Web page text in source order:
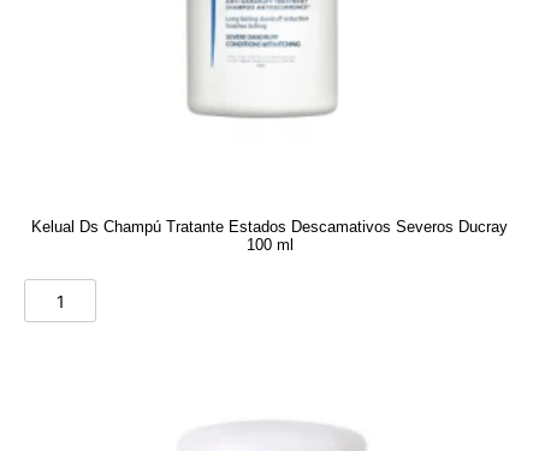
Kelual Ds Champú Tratante Estados Descamativos Severos Ducray
100 ml